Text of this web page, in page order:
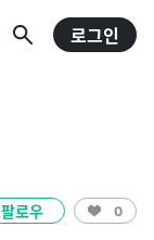
로그인
팔로우 0